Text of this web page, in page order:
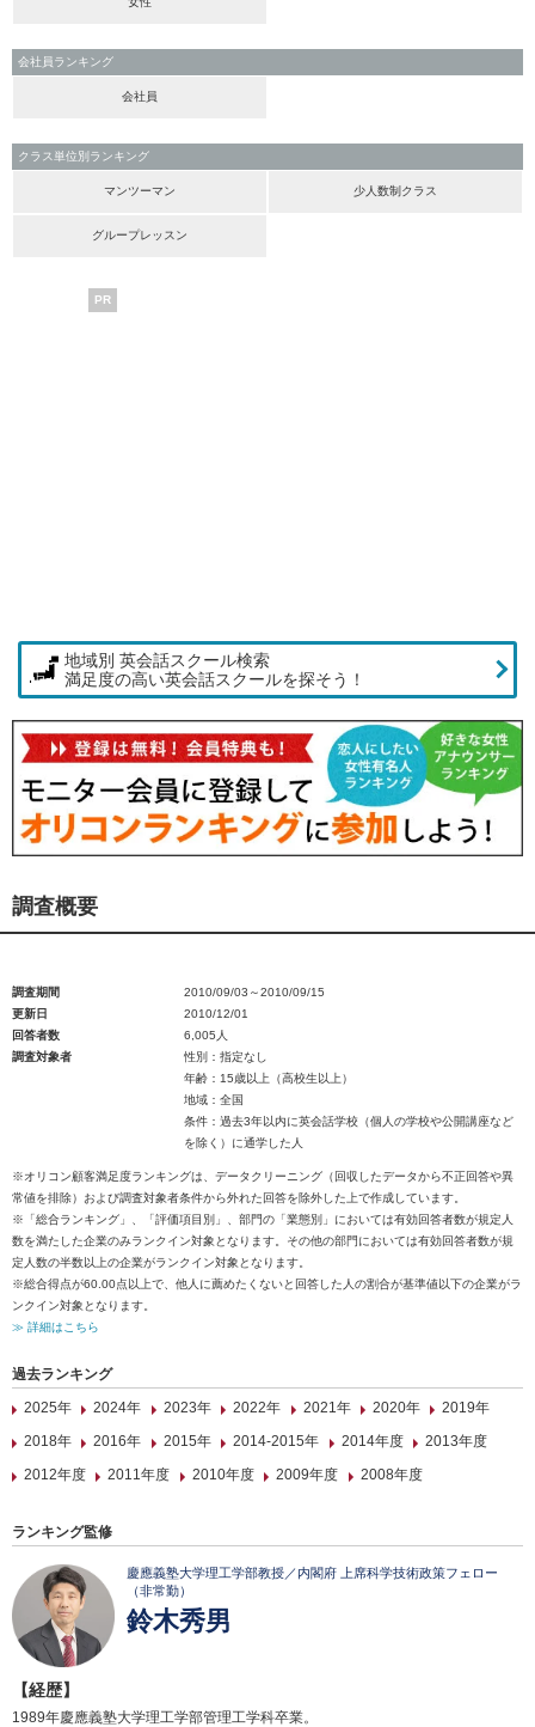
会社員ランキング
会社員
クラス単位別ランキング
マンツーマン 少人数制クラス
グループレッスン
PR
地域別 英会話スクール検索
満足度の高い英会話スクールを探そう！
調査概要
調査期間
2010/09/03～2010/09/15
更新日
2010/12/01
回答者数
6,005人
調査対象者
性別：指定なし
年齢：15歳以上（高校生以上）
地域：全国
条件：過去3年以内に英会話学校（個人の学校や公開講座など
を除く）に通学した人
※オリコン顧客満足度ランキングは、データクリーニング（回収したデータから不正回答や異
常値を排除）および調査対象者条件から外れた回答を除外した上で作成しています。
※「総合ランキング」、「評価項目別」、部門の「業態別」においては有効回答者数が規定人
数を満たした企業のみランクイン対象となります。その他の部門においては有効回答者数が規
定人数の半数以上の企業がランクイン対象となります。
※総合得点が60.00点以上で、他人に薦めたくないと回答した人の割合が基準値以下の企業がラ
ンクイン対象となります。
≫ 詳細はこちら
過去ランキング
2025年
2024年 2023年 2022年 2021年 2020年
2019年
2018年
2016年 2015年 2014-2015年 2014年度
2013年度
2012年度
2011年度 2010年度 2009年度 2008年度
ランキング監修
慶應義塾大学理工学部教授／内閣府 上席科学技術政策フェロー
（非常勤）
鈴木秀男
【経歴】
1989年慶應義塾大学理工学部管理工学科卒業。